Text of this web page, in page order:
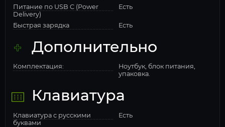
Питание по USB C (Power
Delivery)
Есть
Быстрая зарядка Есть
Дополнительно
Комплектация:
Ноутбук, блок питания,
упаковка.
Клавиатура
Клавиатура с русскими
буквами
Есть